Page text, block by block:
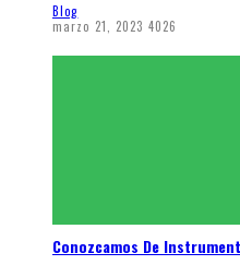
Blog
marzo 21, 2023 4026
Conozcamos De